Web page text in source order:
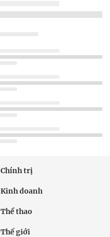
Chính trị
Kinh doanh
Thể thao
Thế giới